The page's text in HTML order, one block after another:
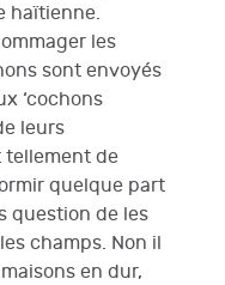
haïtienne.
les
sont envoyés
‘cochons
leurs
tellement de
quelque part
question de les
champs. Non il
en dur,